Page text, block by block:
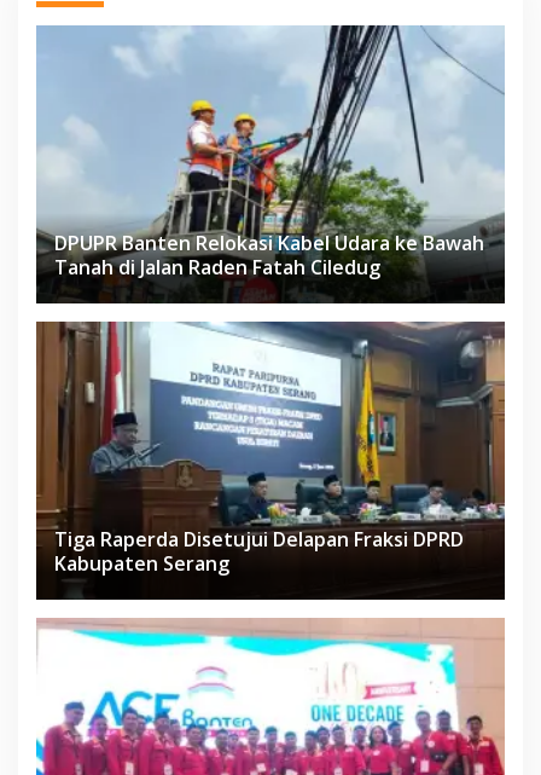
DPUPR Banten Relokasi Kabel Udara ke Bawah
Tanah di Jalan Raden Fatah Ciledug
Tiga Raperda Disetujui Delapan Fraksi DPRD
Kabupaten Serang